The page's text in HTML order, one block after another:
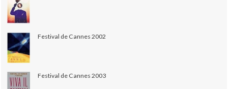
Festival de Cannes 2002
Festival de Cannes 2003